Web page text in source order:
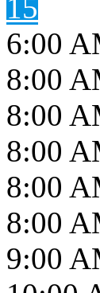
15
6:00
8:00
8:00
8:00
8:00
8:00
9:00